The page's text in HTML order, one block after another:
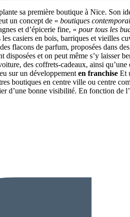
sa première boutique à Nice. Son
un concept de « boutiques
et d’épicerie fine, « pour tous les
casiers en bois, barriques et vieilles
flacons de parfum, proposées dans
et on peut même s’y laisser
des coffrets-cadeaux, ainsi
sur un développement en franchise Et
boutiques en centre ville ou centre
d’une bonne visibilité. En fonction de